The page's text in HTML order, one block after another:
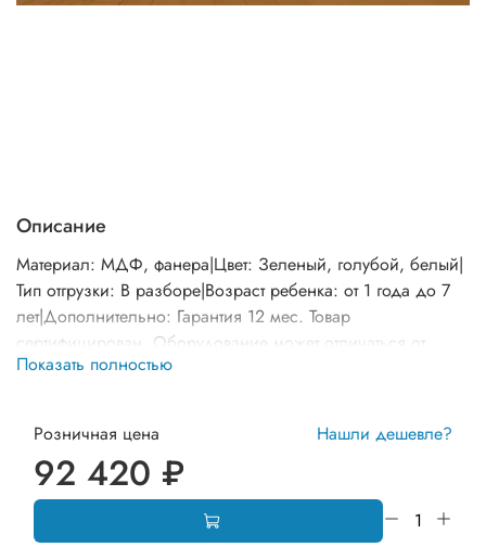
Описание
Материал: МДФ, фанера|Цвет: Зеленый, голубой, белый|
Тип отгрузки: В разборе|Возраст ребенка: от 1 года до 7
лет|Дополнительно: Гарантия 12 мес. Товар
сертифицирован. Оборудование может отличаться от
представленного на фото по комплектации и расцветке
Показать полностью
Розничная цена Нашли дешевле?
92 420 ₽